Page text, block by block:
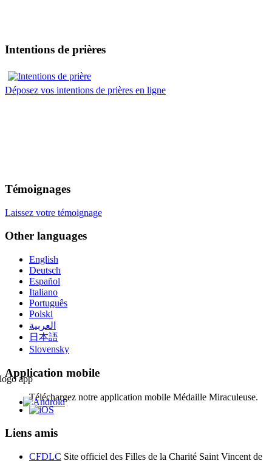
Intentions de prières
Déposez vos intentions de prières en ligne
Témoignages
Laissez votre témoignage
Other languages
English
Deutsch
Español
Italiano
Português
Polski
العربية
日本語
Slovensky
Application mobile
Téléchargez notre application mobile Médaille Miraculeuse.
Liens amis
CFDLC Site officiel des Filles de la Charité Saint Vincent de